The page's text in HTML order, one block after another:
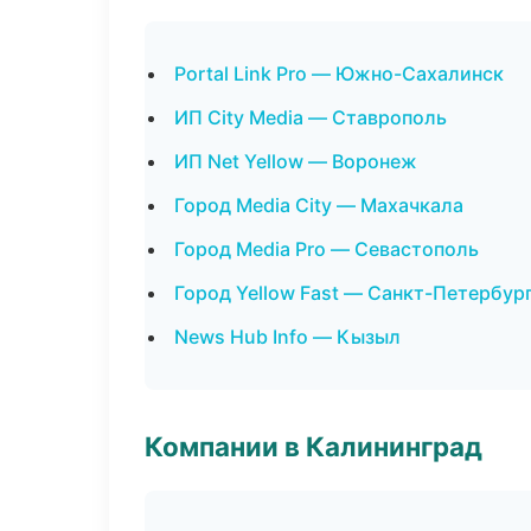
Portal Link Pro — Южно-Сахалинск
ИП City Media — Ставрополь
ИП Net Yellow — Воронеж
Город Media City — Махачкала
Город Media Pro — Севастополь
Город Yellow Fast — Санкт-
News Hub Info — Кызыл
Компании в Калининград